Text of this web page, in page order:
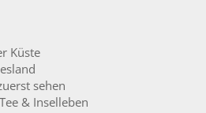
Küste
sehen
& Inselleben